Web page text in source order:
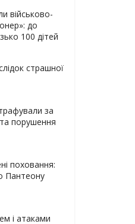
військово-
до
100 дітей
страшної
за
порушення
поховання:
Пантеону
і атаками